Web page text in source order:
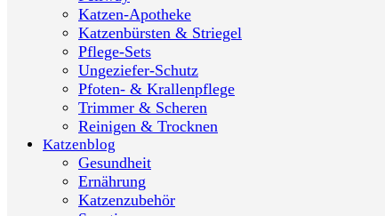
Katzen-Apotheke
Katzenbürsten & Striegel
Pflege-Sets
Ungeziefer-Schutz
Pfoten- & Krallenpflege
Trimmer & Scheren
Reinigen & Trocknen
Katzenblog
Gesundheit
Ernährung
Katzenzubehör